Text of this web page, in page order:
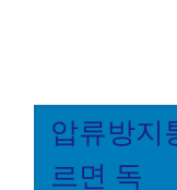
압류방지
르면 독